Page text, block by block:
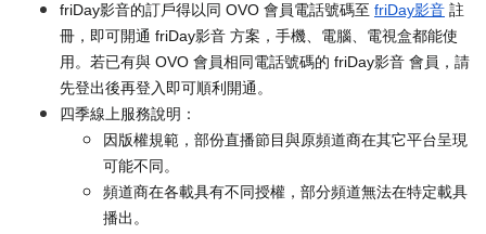
friDay影音的訂戶得以同 OVO 會員電話號碼至 friDay影音 註
冊，即可開通 friDay影音 方案，手機、電腦、電視盒都能使
用。若已有與 OVO 會員相同電話號碼的 friDay影音 會員，請
先登出後再登入即可順利開通。
四季線上服務說明：
因版權規範，部份直播節目與原頻道商在其它平台呈現
可能不同。
頻道商在各載具有不同授權，部分頻道無法在特定載具
播出。